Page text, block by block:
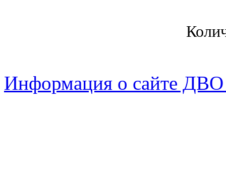
Информация о сайте